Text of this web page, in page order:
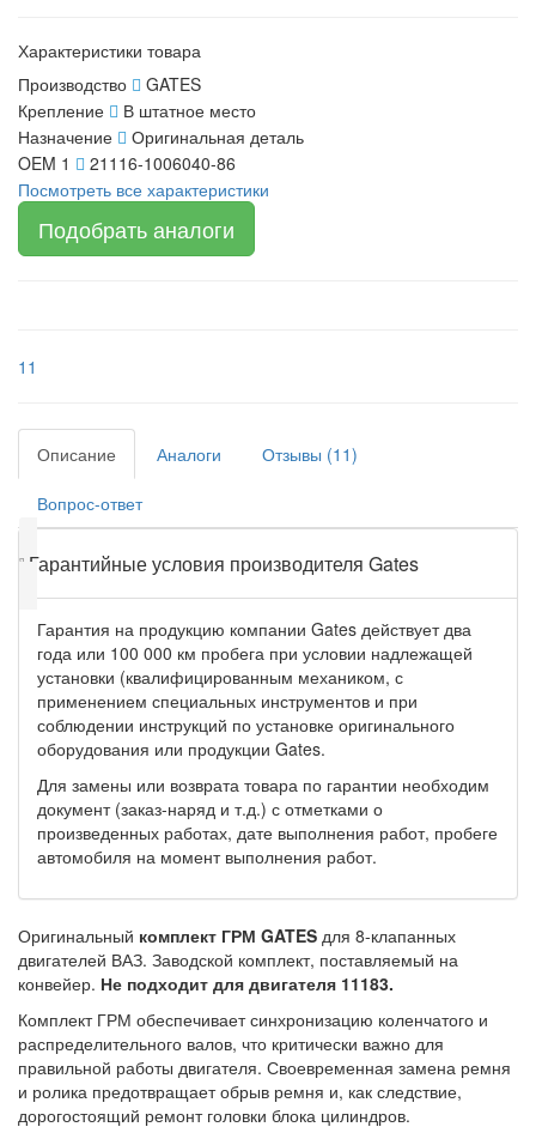
Характеристики товара
Производство
GATES
Крепление
В штатное место
Назначение
Оригинальная деталь
OEM 1
21116-1006040-86
Посмотреть все характеристики
Подобрать аналоги
11
Описание Аналоги Отзывы (11)
Вопрос-ответ
❕ Гарантийные условия производителя Gates
Гарантия на продукцию компании Gates действует два
года или 100 000 км пробега при условии надлежащей
установки (квалифицированным механиком, с
применением специальных инструментов и при
соблюдении инструкций по установке оригинального
оборудования или продукции Gates.
Для замены или возврата товара по гарантии необходим
документ (заказ-наряд и т.д.) с отметками о
произведенных работах, дате выполнения работ, пробеге
автомобиля на момент выполнения работ.
Оригинальный комплект ГРМ GATES для 8-клапанных
двигателей ВАЗ. Заводской комплект, поставляемый на
конвейер. Не подходит для двигателя 11183.
Комплект ГРМ обеспечивает синхронизацию коленчатого и
распределительного валов, что критически важно для
правильной работы двигателя. Своевременная замена ремня
и ролика предотвращает обрыв ремня и, как следствие,
дорогостоящий ремонт головки блока цилиндров.